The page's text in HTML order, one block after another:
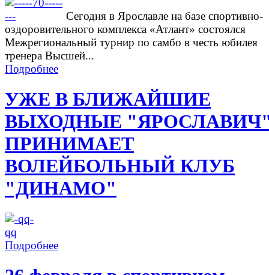
Сегодня в Ярославле на базе спортивно-
оздоровительного комплекса «Атлант» состоялся
Межрегиональный турнир по самбо в честь юбилея
тренера Высшей...
Подробнее
УЖЕ В БЛИЖАЙШИЕ
ВЫХОДНЫЕ
ПРИНИМАЕТ
ВОЛЕЙБОЛЬНЫЙ КЛУБ
"ДИНАМО"
Подробнее